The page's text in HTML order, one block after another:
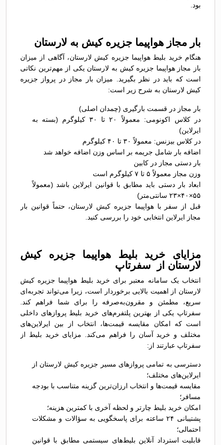
بود.
بار مجاز هواپیما جزیره کیش به لارستان
هنگام خرید بلیط هواپیما جزیره کیش لارستان، آگاهی از میزان
باز مجاز هواپیما جزیره کیش به لارستان یکی از مهم‌ترین نکاتی
است که باید در نظر بگیرید. میزان بار مجاز در پرواز جزیره
کیش لارستان به شرح زیر است:
بار مجاز در قسمت بارگیری (چمدان اصلی)
در کلاس اکونومی: معمولاً ۲۰ تا ۳۰ کیلوگرم (بسته به
ایرلاین)
در کلاس بیزنس: معمولاً ۳۰ تا ۴۰ کیلوگرم
اضافه بار شامل جریمه بر اساس وزن اضافه خواهد شد
بار دستی مجاز در کابین
وزن مجاز معمولاً ۵ تا ۷ کیلوگرم است
ابعاد بار دستی باید مطابق با قوانین ایرلاین باشد (معمولاً
۵۵×۴۰×۲۳ سانتی‌متر)
قبل از سفر با هواپیما جزیره کیش لارستان، حتماً قوانین بار
مجاز ایرلاین انتخابی خود را بررسی کنید.
مزایای خرید بلیط هواپیما جزیره کیش
لارستان از سفرتاپ
انتخاب یک سامانه معتبر برای خرید بلیط هواپیما جزیره کیش
لارستان از اهمیت بالایی برخوردار است، زیرا می‌تواند تجربه‌ای
سریع، مطمئن و مقرون‌به‌صرفه را برای شما فراهم کند.
سفرتاپ یکی از بهترین پلتفرم‌های خرید بلیط پروازهای داخلی
است که امکان مقایسه قیمت‌ها، انتخاب از بین ایرلاین‌های
مختلف و خرید آسان را فراهم می‌کند. مزایای خرید بلیط از
سفرتاپ عبارتند از:
دسترسی به تمامی پروازهای مسیر جزیره کیش لارستان از
ایرلاین‌های مختلف؛
مقایسه قیمت‌ها و انتخاب ارزان‌ترین گزینه متناسب با بودجه
مسافر؛
امکان خرید بلیط چارتر و لحظه آخری با کمترین هزینه؛
پشتیبانی ۲۴ ساعته برای پاسخگویی به سؤالات و مشکلات
احتمالی؛
قابلیت استرداد آنلاین بلیط‌های سیستمی مطابق با قوانین